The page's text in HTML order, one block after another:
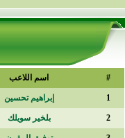
# اسم اللاعب
1 إبراهيم تحسين
2 بلخير سويلك